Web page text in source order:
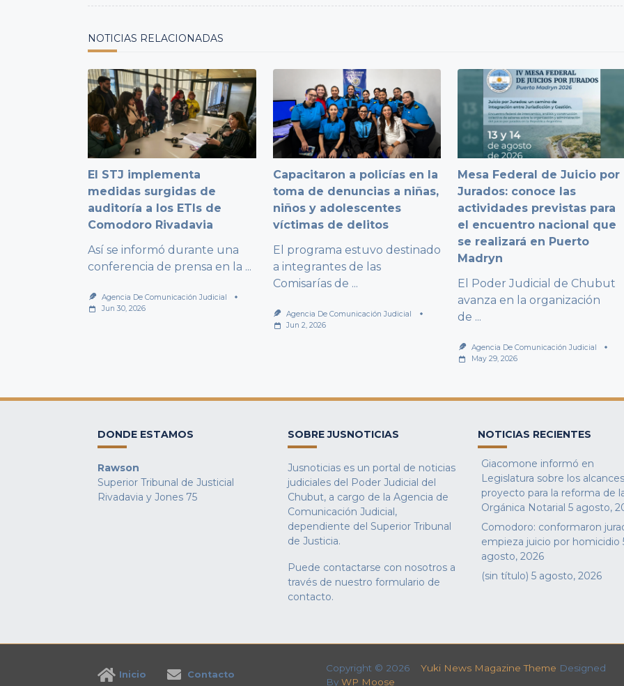
NOTICIAS RELACIONADAS
El STJ implementa
medidas surgidas de
auditoría a los ETIs de
Comodoro Rivadavia
Así se informó durante una
conferencia de prensa en la ...
Agencia De Comunicación Judicial
Jun 30, 2026
Capacitaron a policías en la
toma de denuncias a niñas,
niños y adolescentes
víctimas de delitos
El programa estuvo destinado
a integrantes de las
Comisarías de ...
Agencia De Comunicación Judicial
Jun 2, 2026
Mesa Federal de Juicio por
Jurados: conoce las
actividades previstas para
el encuentro nacional que
se realizará en Puerto
Madryn
El Poder Judicial de Chubut
avanza en la organización
de ...
Agencia De Comunicación Judicial
May 29, 2026
DONDE ESTAMOS
Rawson
Superior Tribunal de Justicial
Rivadavia y Jones 75
SOBRE JUSNOTICIAS
Jusnoticias es un portal de noticias
judiciales del Poder Judicial del
Chubut, a cargo de la Agencia de
Comunicación Judicial,
dependiente del Superior Tribunal
de Justicia.
Puede contactarse con nosotros a
través de nuestro formulario de
contacto.
NOTICIAS RECIENTES
Giacomone informó en
Legislatura sobre los
proyecto para la reforma de
Orgánica Notarial 5 agosto,
Comodoro: conformaron
empieza juicio por homicidio
agosto, 2026
(sin título) 5 agosto, 2026
Inicio Contacto
Copyright © 2026 Yuki News Magazine Theme Designed
By WP Moose